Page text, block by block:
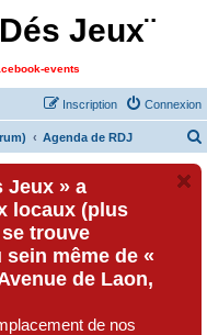
Jeux¨
events
Connexion
Inscription
Agenda de RDJ
Jeux » a
locaux (plus
trouve
même de «
de Laon,
de nos